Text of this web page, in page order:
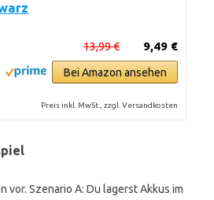
9,49 €
13,99 €
Bei Amazon ansehen
Preis inkl. MwSt., zzgl. Versandkosten
vor. Szenario A: Du lagerst Akkus im